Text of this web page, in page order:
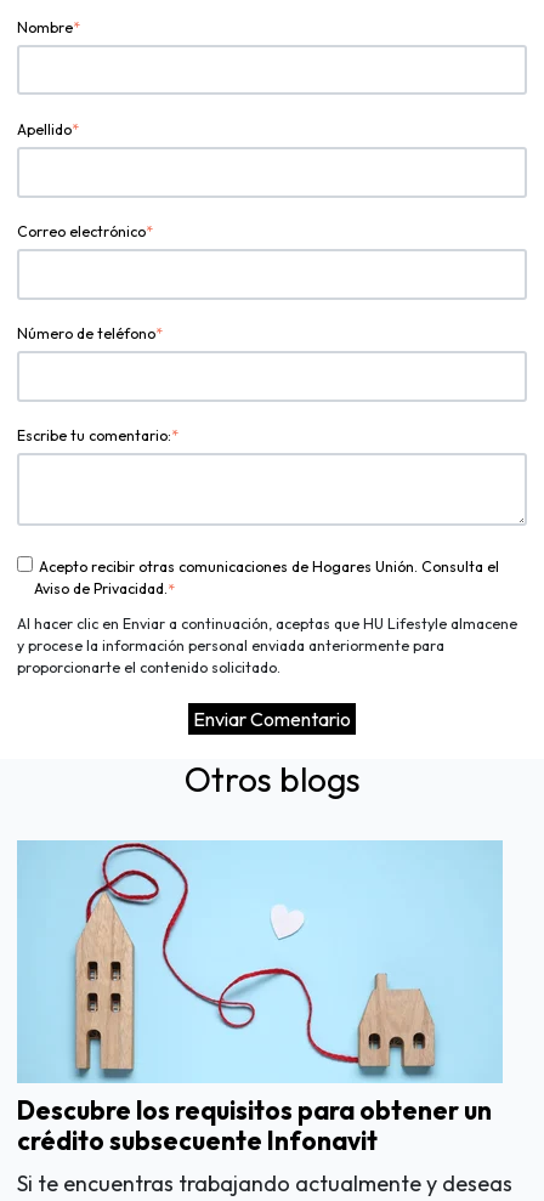
Nombre*
Apellido*
Correo electrónico*
Número de teléfono*
Escribe tu comentario:*
Acepto recibir otras comunicaciones de Hogares Unión. Consulta el
Aviso de Privacidad.*
Al hacer clic en Enviar a continuación, aceptas que HU Lifestyle almacene
y procese la información personal enviada anteriormente para
proporcionarte el contenido solicitado.
Otros blogs
Descubre los requisitos para obtener un
crédito subsecuente Infonavit
Si te encuentras trabajando actualmente y deseas